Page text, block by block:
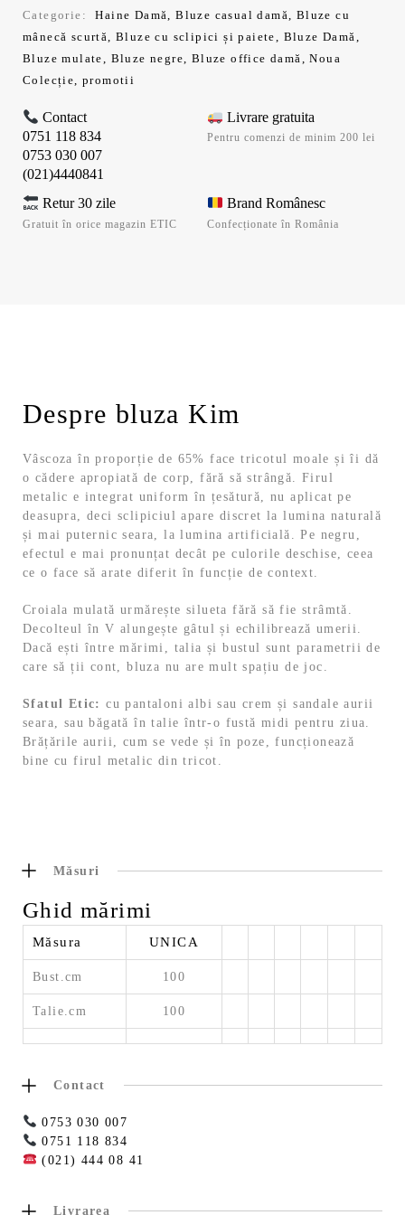
Categorie:
Haine Damă,Bluze casual damă, Bluze cu
mânecă scurtă,Bluze cu sclipici și paiete, Bluze Damă,
Bluze mulate, Bluze negre, Bluze office damă,Noua
Colecție,promotii
Contact
0751 118 834
0753 030 007
(021)4440841
Livrare gratuita
Pentru comenzi de minim 200 lei
Retur 30 zile
Gratuit în orice magazin ETIC
Brand Românesc
Confecționate în România
Despre bluza Kim
Vâscoza în proporție de 65% face tricotul moale și îi dă
o cădere apropiată de corp, fără să strângă. Firul
metalic e integrat uniform în țesătură, nu aplicat pe
deasupra, deci sclipiciul apare discret la lumina naturală
și mai puternic seara, la lumina artificială. Pe negru,
efectul e mai pronunțat decât pe culorile deschise, ceea
ce o face să arate diferit în funcție de context.
Croiala mulată urmărește silueta fără să fie strâmtă.
Decolteul în V alungește gâtul și echilibrează umerii.
Dacă ești între mărimi, talia și bustul sunt parametrii de
care să ții cont, bluza nu are mult spațiu de joc.
Sfatul Etic: cu pantaloni albi sau crem și sandale aurii
seara, sau băgată în talie într-o fustă midi pentru ziua.
Brățările aurii, cum se vede și în poze, funcționează
bine cu firul metalic din tricot.
Măsuri
Ghid mărimi
Măsura UNICA
Bust.cm 100
Talie.cm 100
Contact
0753 030 007
0751 118 834
(021) 444 08 41
Livrarea